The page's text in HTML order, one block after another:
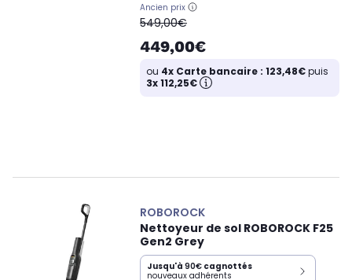
Ancien prix
oldPrice
549,00€
449,00€
ou 4x Carte bancaire : 123,48€puis
3x 112,25€
ROBOROCK
Nettoyeur de sol ROBOROCK F25
Gen2 Grey
Jusqu'à 90€ cagnottés
nouveaux adhérents